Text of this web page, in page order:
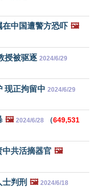
在中国遭警方恐吓 🖼️
授被驱逐 2024/6/29
现正拘留中 2024/6/29
🖼️ 2024/6/28 （649,531
中共活摘器官 🖼️
判刑 🖼️ 2024/6/18